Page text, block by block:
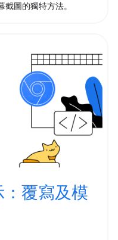
圖的獨特方法。
覆寫及模